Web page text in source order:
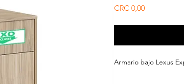
CRC 0,00Preço
Armario bajo Lexus